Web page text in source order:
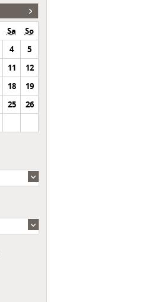
Sa
So
4
5
11
12
18
19
25
26